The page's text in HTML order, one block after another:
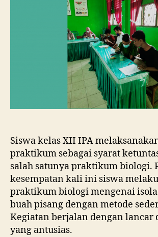
Siswa kelas XII IPA
praktikum sebagai syarat
salah satunya praktikum biologi.
kesempatan kali ini siswa
praktikum biologi mengenai
buah pisang dengan metode
Kegiatan berjalan dengan lancar
yang antusias.